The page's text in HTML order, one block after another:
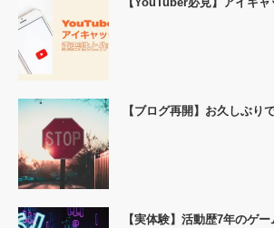
【ブログ再開】お久しぶりで
【実体験】活動歴7年のゲ